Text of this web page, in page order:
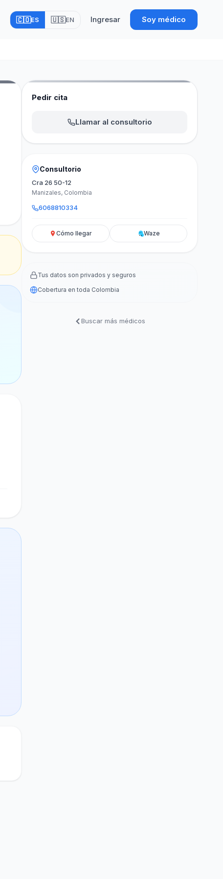
🇨🇴ES 🇺🇸EN Ingresar Soy médico
Pedir cita
Llamar al consultorio
Consultorio
Cra 26 50-12
Manizales, Colombia
6068810334
Cómo llegar Waze
Tus datos son privados y seguros
Cobertura en toda Colombia
Buscar más médicos